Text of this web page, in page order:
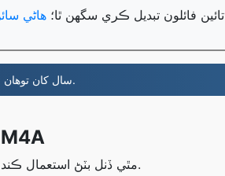
1 GB تائين فائلون مفت ۾ تبديل ڪريو، پرو استعمال ڪندڙ 100 GB تائين فائلون تبديل ڪري سگهن ٿا؛ هاڻي
- $ 2 / سال کان توهان جي ڊومين خريد ڪريو. منٽن ۾ آن لائن.
ڪيئن بدلجي AC3 جي طرف M4A
قدم 1: پنهنجو اپلوڊ ڪريو AC3 مٿي ڏنل بٽڻ استعمال ڪندي يا ڊريگ ۽ ڊراپ ذريعي فائلون.